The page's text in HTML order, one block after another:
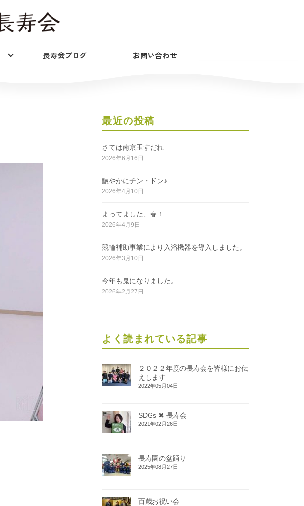
長寿会ブログ お問い合わせ
最近の投稿
さては南京玉すだれ
2026年6月16日
賑やかにチン・ドン♪
2026年4月10日
まってました、春！
2026年4月9日
競輪補助事業により入浴機器を導入しました。
2026年3月10日
今年も鬼になりました。
2026年2月27日
よく読まれている記事
２０２２年度の長寿会を皆様にお伝
えします
2022年05月04日
SDGs ✖ 長寿会
2021年02月26日
長寿園の盆踊り
2025年08月27日
百歳お祝い会